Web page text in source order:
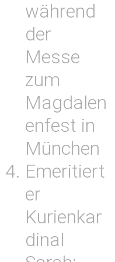
während
der
Messe
zum
Magdalen
enfest in
München
Emeritiert
er
Kurienkar
dinal